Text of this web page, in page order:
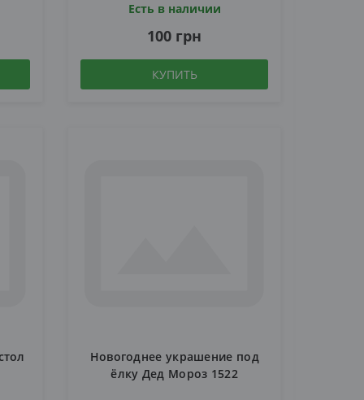
Есть в наличии
100 грн
КУПИТЬ
Новогоднее украшение под
ёлку Дед Мороз 1522